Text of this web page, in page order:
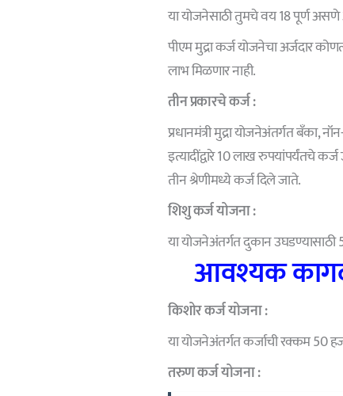
या योजनेसाठी तुमचे वय 18 पूर्ण
पीएम मुद्रा कर्ज योजनेचा अर्जदार
लाभ मिळणार नाही.
तीन प्रकारचे कर्ज :
प्रधानमंत्री मुद्रा योजनेअंतर्गत बँका,
इत्यादींद्वारे 10 लाख रुपयांपर्यंतचे
तीन श्रेणीमध्ये कर्ज दिले जाते.
शिशु कर्ज योजना :
या योजनेअंतर्गत दुकान उघडण्यासाठी
आवश्यक
किशोर कर्ज योजना :
या योजनेअंतर्गत कर्जाची रक्कम 50
तरुण कर्ज योजना :